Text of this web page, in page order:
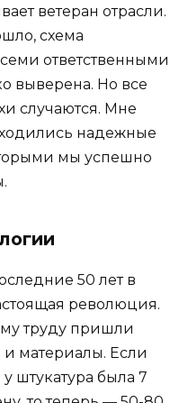
ветеран отрасли.
схема
ответственными
выверена. Но все
случаются. Мне
надежные
мы успешно
50 лет в
революция.
труду пришли
материалы. Если
штукатура была 7